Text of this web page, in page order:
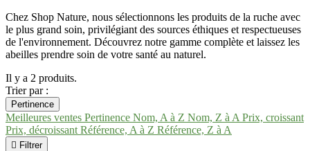
Chez Shop Nature, nous sélectionnons les produits de la ruche avec
le plus grand soin, privilégiant des sources éthiques et respectueuses
de l'environnement. Découvrez notre gamme complète et laissez les
abeilles prendre soin de votre santé au naturel.
Il y a 2 produits.
Trier par :
Pertinence
Meilleures ventes Pertinence Nom, A à Z Nom, Z à A Prix, croissant
Prix, décroissant Référence, A à Z Référence, Z à A
 Filtrer